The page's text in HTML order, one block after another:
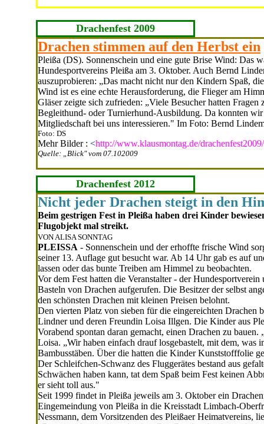
Drachenfest 2009
Drachen stimmen auf den Herbst ein
Pleißa (DS). Sonnenschein und eine gute Bri­se Wind: Das
Hunde­sportvereins Pleißa am 3. Okto­ber. Auch Bernd
auszuprobieren: „Das macht nicht nur den Kindern Spaß,
Wind ist es eine echte He­rausforderung, die Flieger am
Gläser zeigte sich zufrieden: „Viele Besucher hat­ten
Begleithund- oder Turnierhund-Ausbildung. Da konnten
Mitgliedschaft bei uns interessieren." Im Foto: Bernd
Foto: DS
Mehr Bilder : <http://www.klausmontag.de/
Quelle: „Blick" vom 07.102009
Drachenfest 2012
Nicht jeder Drachen steigt in den
Beim gestrigen Fest in Pleißa haben drei Kinder
Flugobjekt mal streikt.
VON ALISA SONNTAG
PLEISSA - Sonnenschein und der er­hoffte frische Wind
seiner 13. Auf­lage gut besucht war. Ab 14 Uhr gab es auf
lassen oder das bunte Treiben am Himmel zu beobachten.
Vor dem Fest hatten die Veran­stalter - der
Bas­teln von Drachen aufgerufen. Die Besitzer der selbst
den schönsten Drachen mit kleinen Preisen be­lohnt.
Den vierten Platz von sieben für die eingereichten Drachen
Lindner und deren Freundin Loisa Illgen. Die Kinder aus
Vorabend spontan daran gemacht, einen Drachen zu
Loisa. „Wir haben einfach drauf los­gebastelt, mit dem, was
Bambusstäben. Über die hatten die Kinder Kunststofffolie
Der Schleifchen-Schwanz des Fluggerä­tes bestand aus
Schwächen haben kann, tat dem Spaß beim Fest keinen
er sieht toll aus."
Seit 1999 findet in Pleißa jeweils am 3. Oktober ein
Eingemeindung von Pleißa in die Kreisstadt Limbach-
Nessmann, dem Vorsitzenden des Pleißaer Heimatvereins,